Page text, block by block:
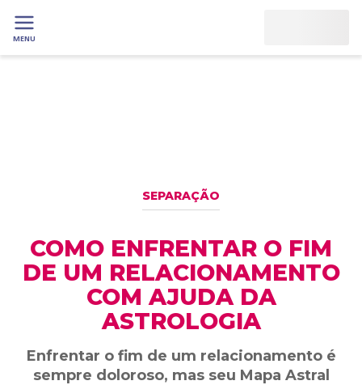
MENU
SEPARAÇÃO
COMO ENFRENTAR O FIM
DE UM RELACIONAMENTO
COM AJUDA DA
ASTROLOGIA
Enfrentar o fim de um relacionamento é
sempre doloroso, mas seu Mapa Astral